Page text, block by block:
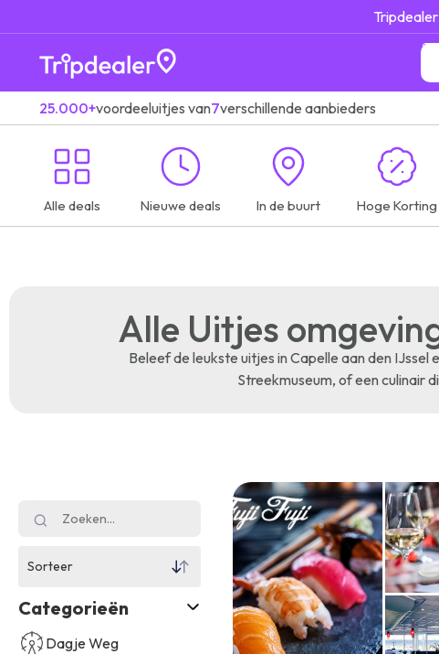
25.000+voordeeluitjes van7verschillende aanbieders
Alle deals Nieuwe deals In de buurt Hoge Korting
Alle Uitjes
Beleef de leukste uitjes in Capelle aan den
Streekmuseum, of een culinair
Sorteer
Categorieën
Dagje Weg